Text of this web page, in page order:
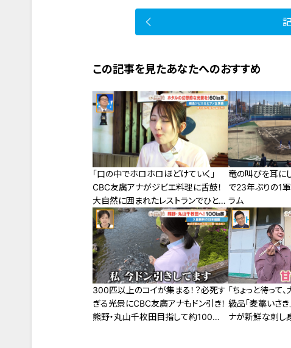
この記事を見たあなたへのおすすめ
「口の中でホロホロほどけていく」
CBC友廣アナがジビエ料理に舌鼓！
大自然に囲まれたレストランでひと休
み
竜の叫びを耳に
で23年ぶりの1
ラム
300匹以上のコイが集まる！？必死す
ぎる光景にCBC友廣アナもドン引き！
熊野・丸山千枚田目指して約100㎞
「ちょっと待って
級品「麦藁いさ
ナが新鮮な刺し